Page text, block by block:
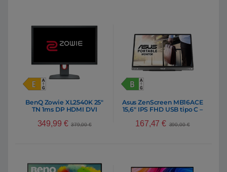
BenQ Zowie XL2540K 25″
TN 1ms DP HDMI DVI
349,99 € 379,00€
Asus ZenScreen MB16ACE
15,6″ IPS FHD USB tipo C –
167,47€ 390,00€